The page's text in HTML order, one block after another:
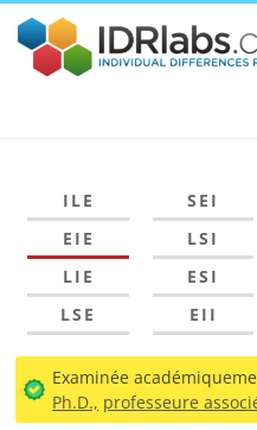
ILE SEI
EIE
LSI
LIE
ESI
LSE
EII
Examinée
Ph.D., professeure